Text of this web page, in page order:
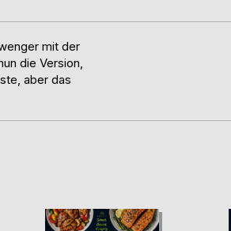
mit der
die Version,
aber das